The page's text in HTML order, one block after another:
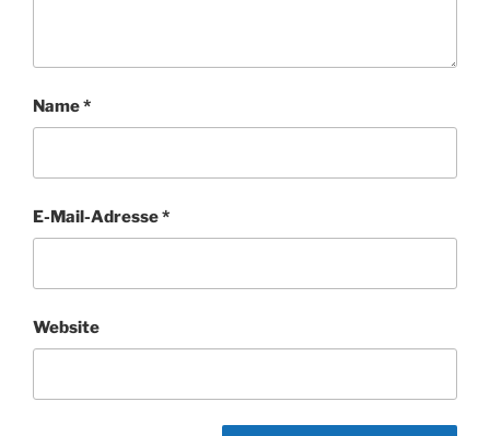
Name*
E-Mail-Adresse*
Website